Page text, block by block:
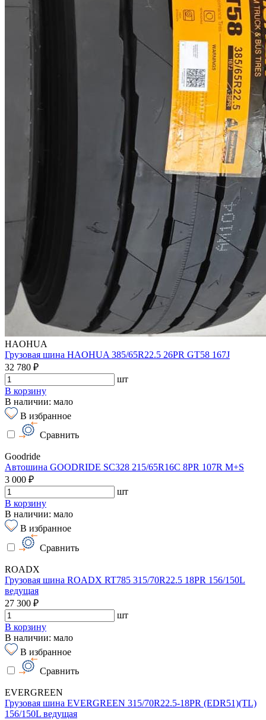
HAOHUA
Грузовая шина HAOHUA 385/65R22.5 26PR GT58 167J
32 780 ₽
шт
В корзину
В наличии: мало
В избранное
Сравнить
Goodride
Автошина GOODRIDE SC328 215/65R16C 8PR 107R M+S
3 000 ₽
шт
В корзину
В наличии: мало
В избранное
Сравнить
ROADX
Грузовая шина ROADX RT785 315/70R22.5 18PR 156/150L
ведущая
27 300 ₽
шт
В корзину
В наличии: мало
В избранное
Сравнить
EVERGREEN
Грузовая шина EVERGREEN 315/70R22.5-18PR (EDR51)(TL)
156/150L ведущая